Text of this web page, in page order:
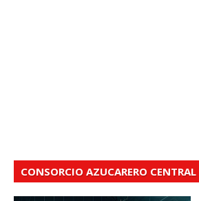
CONSORCIO AZUCARERO CENTRAL